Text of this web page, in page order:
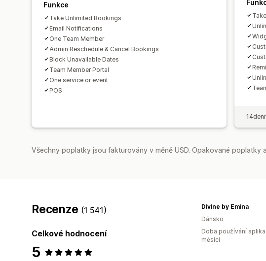
Funkce
Take Unlimited Bookings
Email Notifications
One Team Member
Admin Reschedule & Cancel Bookings
Block Unavailable Dates
Team Member Portal
One service or event
POS
Všechny poplatky jsou fakturovány v měně USD. Opakované
Recenze (1 541)
Celkové hodnocení
5
Divine by Emina
Dánsko
Doba používání
měsíci